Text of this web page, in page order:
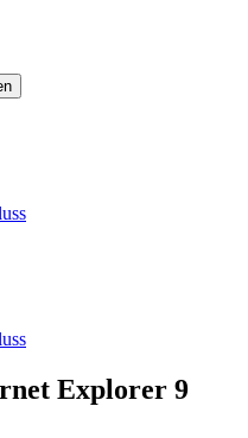
Explorer 9